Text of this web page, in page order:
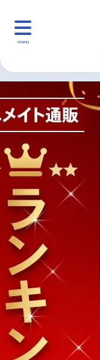
menu
マンガ・ラノベ